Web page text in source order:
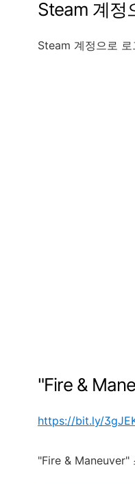
Steam 계정
Steam 계정으로
"Fire &
https://bit.ly/
"Fire & Maneuver"